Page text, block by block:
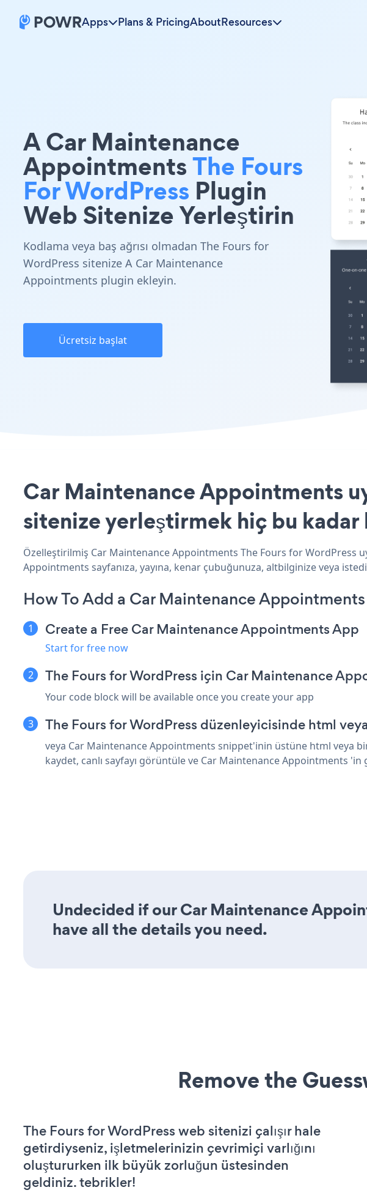
Apps Plans & PricingAboutResources
A Car Maintenance
AppointmentsThe Fours
For WordPress Plugin
Web Sitenize Yerleştirin
Kodlama veya baş ağrısı olmadan The Fours for
WordPress sitenize A Car Maintenance
Appointments plugin ekleyin.
Ücretsiz başlat
Car Maintenance Appointments
sitenize yerleştirmek hiç bu kadar
Özelleştirilmiş Car Maintenance Appointments The Fours for WordPress
Appointments sayfanıza, yayına, kenar çubuğunuza, altbilginize veya
How To Add a Car Maintenance
Create a Free Car Maintenance Appointments App
Start for free now
The Fours for WordPress için Car Maintenance
Your code block will be available once you create your app
The Fours for WordPress düzenleyicisinde html
veya Car Maintenance Appointments snippet'inin üstüne html veya
kaydet, canlı sayfayı görüntüle ve Car Maintenance Appointments 'in
Undecided if our Car Maintenance
have all the details you need.
Remove the
The Fours for WordPress web sitenizi çalışır hale
getirdiyseniz, işletmelerinizin çevrimiçi varlığını
oluştururken ilk büyük zorluğun üstesinden
geldiniz. tebrikler!